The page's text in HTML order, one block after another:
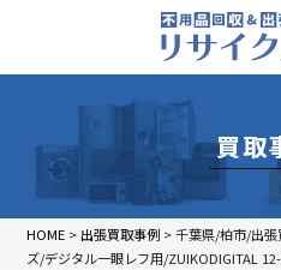
買取
HOME > 出張買取事例 >千葉県/柏市/出張
ズ/デジタル一眼レフ用/ZUIKODIGITAL